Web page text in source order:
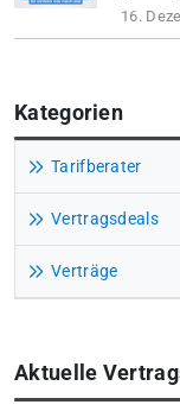
16.
Kategorien
Tarifberater
Vertragsdeals
Verträge
Aktuelle